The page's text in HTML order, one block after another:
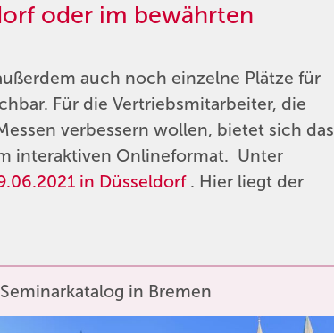
oder im bewährten
auch noch einzelne Plätze für
Für die Vertriebsmitarbeiter, die
verbessern wollen, bietet sich das
interaktiven Onlineformat. Unter
in Düsseldorf. Hier liegt der
Seminarkatalog in Bremen